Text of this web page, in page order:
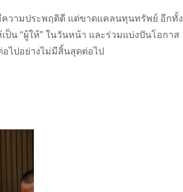
ความประพฤติดี แต่ขาดแคลนทุนทรัพย์ อีกทั้ง
ป็น “ผู้ให้” ในวันหน้า และร่วมแบ่งปันโอกาส
ไปอย่างไม่มีสิ้นสุดต่อไป